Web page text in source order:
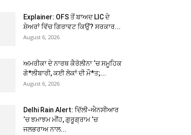
Explainer: OFS ਤੋਂ ਬਾਅਦ LIC ਦੇ
ਸ਼ੇਅਰਾਂ ਵਿੱਚ ਗਿਰਾਵਟ ਕਿਉਂ? ਸਰਕਾਰ...
August 6, 2026
ਅਮਰੀਕਾ ਦੇ ਨਾਰਥ ਕੈਰੋਲੀਨਾ ‘ਚ ਸਮੂਹਿਕ
ਗੋ*ਲੀਬਾਰੀ, ਕਈ ਲੋਕਾਂ ਦੀ ਮੌ*ਤ;...
August 6, 2026
Delhi Rain Alert: ਦਿੱਲੀ-ਐਨਸੀਆਰ
‘ਚ ਝਮਾਝਮ ਮੀਂਹ, ਗੁਰੂਗ੍ਰਾਮ ‘ਚ
ਜਲਭਰਾਅ ਨਾਲ...